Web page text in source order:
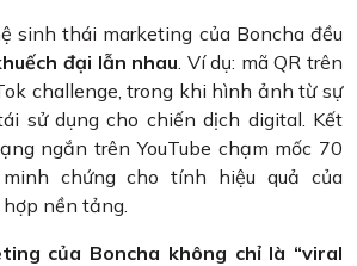
sinh thái marketing của Boncha đều
đại lẫn nhau. Ví dụ: mã QR trên
challenge, trong khi hình ảnh từ sự
sử dụng cho chiến dịch digital. Kết
ngắn trên YouTube chạm mốc 70
chứng cho tính hiệu quả của
nền tảng.
của Boncha không chỉ là “viral